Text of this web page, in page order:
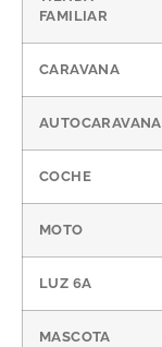
FAMILIAR
CARAVANA
AUTOCARAVANA
COCHE
MOTO
LUZ 6A
MASCOTA